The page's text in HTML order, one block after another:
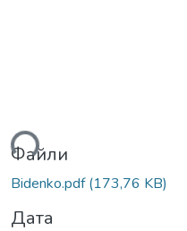
Файли
Bidenko.pdf(173,76 KB)
Дата